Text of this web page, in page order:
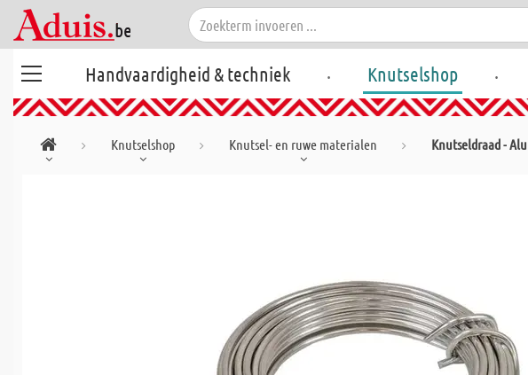
Handvaardigheid & techniek . Knutselshop .
Knutselshop Knutsel- en ruwe materialen Knutseldraad -